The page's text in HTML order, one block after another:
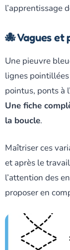
l’apprentissage
🐙 Vagues et
Une pieuvre
lignes
pointus, ponts à
Une fiche
la boucle.
Maîtriser ces
et après le
l’attention des
proposer en